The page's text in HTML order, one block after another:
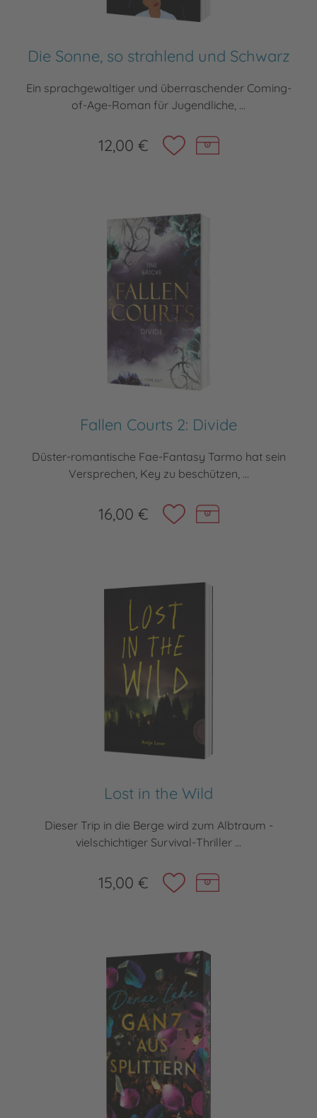
Die Sonne, so strahlend und Schwarz
Ein sprachgewaltiger und überraschender Coming-
of-Age-Roman für Jugendliche, ...
12,00 €
Fallen Courts 2: Divide
Düster-romantische Fae-Fantasy Tarmo hat sein
Versprechen, Key zu beschützen, ...
16,00 €
Lost in the Wild
Dieser Trip in die Berge wird zum Albtraum -
vielschichtiger Survival-Thriller ...
15,00 €